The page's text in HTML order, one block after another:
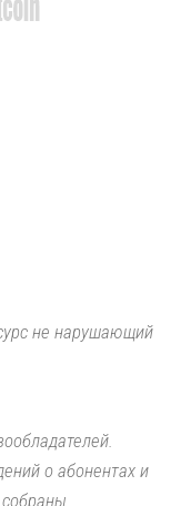
не нарушающий
о абонентах и